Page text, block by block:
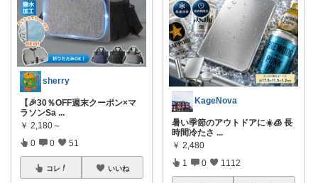
sherry
【🎉30％OFF週末クーポン×マ
ラソンSa ...
￥ 2,180～
0 0 51
コレ いいね
KageNova
暑い季節のアウトドアに☀️🧊 長
時間冷たさ ...
￥ 2,480
1 0 1112